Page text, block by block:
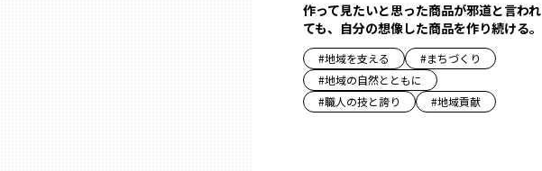
作って見たいと思った商品が邪道と言われ
ても、自分の想像した商品を作り続ける。
#地域を支える #まちづくり
#地域の自然とともに
#職人の技と誇り #地域貢献